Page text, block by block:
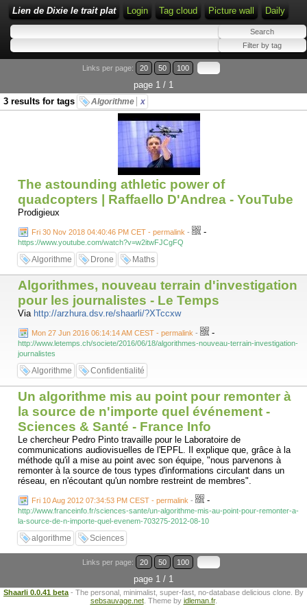
Lien de Dixie le trait plat Login Tag cloud Picture wall Daily
Links per page: 20 50 100
page 1 / 1
3 results for tags
Algorithme x
The astounding athletic power of
quadcopters | Raffaello D'Andrea - YouTube
Prodigieux
Fri 30 Nov 2018 04:40:46 PM CET - permalink - -
https://www.youtube.com/watch?v=w2itwFJCgFQ
Algorithme Drone Maths
Algorithmes, nouveau terrain d'investigation
pour les journalistes - Le Temps
Via http://arzhura.dsv.re/shaarli/?XTccxw
Mon 27 Jun 2016 06:14:14 AM CEST - permalink - -
http://www.letemps.ch/societe/2016/06/18/algorithmes-nouveau-terrain-investigation-
journalistes
Algorithme Confidentialité
Un algorithme mis au point pour remonter à
la source de n'importe quel événement -
Sciences & Santé - France Info
Le chercheur Pedro Pinto travaille pour le Laboratoire de
communications audiovisuelles de l'EPFL. Il explique que, grâce à la
méthode qu'il a mise au point avec son équipe, "nous parvenons à
remonter à la source de tous types d'informations circulant dans un
réseau, en n'écoutant qu'un nombre restreint de membres".
Fri 10 Aug 2012 07:34:53 PM CEST - permalink - -
http://www.franceinfo.fr/sciences-sante/un-algorithme-mis-au-point-pour-remonter-a-
la-source-de-n-importe-quel-evenem-703275-2012-08-10
algorithme Sciences
Links per page: 20 50 100
page 1 / 1
Shaarli 0.0.41 beta - The personal, minimalist, super-fast, no-database delicious clone. By
sebsauvage.net. Theme by idleman.fr.